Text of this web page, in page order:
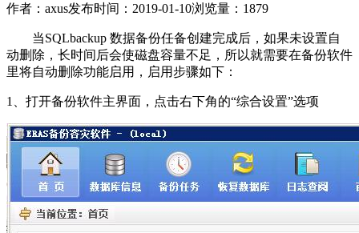
作者：axus发布时间：2019-01-10浏览量：1879
当SQLbackup 数据备份任备创建完成后，如果未设置自
动删除，长时间后会使磁盘容量不足，所以就需要在备份软件
里将自动删除功能启用，启用步骤如下：
1、打开备份软件主界面，点击右下角的“综合设置”选项